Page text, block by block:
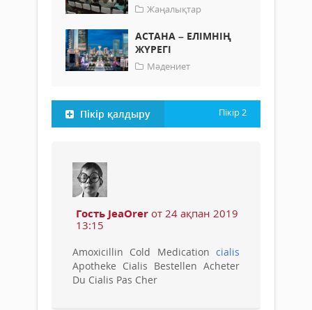
Жаңалықтар
АСТАНА – ЕЛІМНІҢ
ЖҮРЕГІ
Мәдениет
Пікір қалдыру Пікір2
Гость JeaOrer от 24 ақпан 2019
13:15
Amoxicillin Cold Medication cialis
Apotheke Cialis Bestellen Acheter
Du Cialis Pas Cher